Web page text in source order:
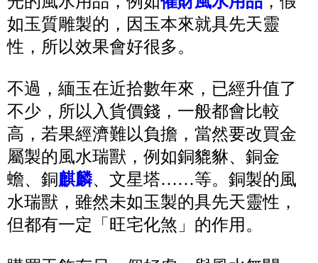
如玉質雕製的，因玉本來就具先天靈
性，所以效果會好很多。
不過，緬玉在近拾數年來，已經升值了
不少，所以入貨價錢，一般都會比較
高，若果經濟難以負擔，當然要改買金
屬製的風水瑞獸，例如銅貔貅、銅金
蟾、銅麒麟、文星塔……等。銅製的風
水瑞獸，雖然未如玉製的具先天靈性，
但都有一定「旺宅化煞」的作用。